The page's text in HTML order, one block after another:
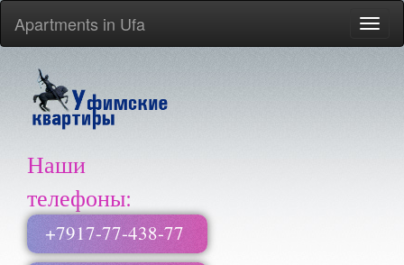
Menu
Apartments in Ufa
Наши
телефоны:
+7917-77-438-77